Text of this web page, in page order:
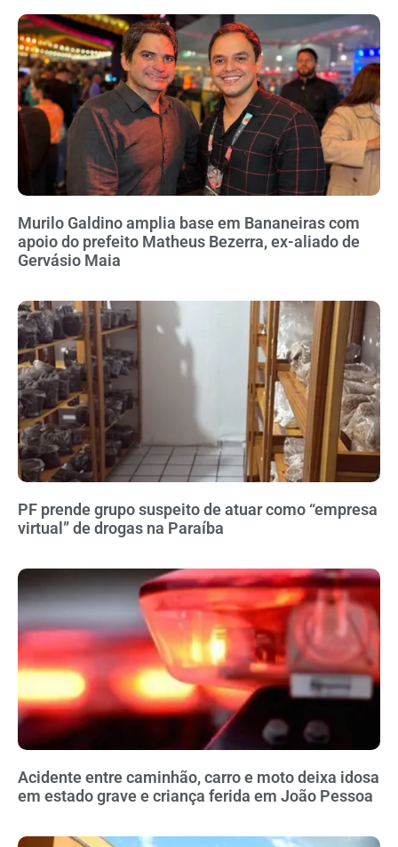
Murilo Galdino amplia base em Bananeiras com
apoio do prefeito Matheus Bezerra, ex-aliado de
Gervásio Maia
PF prende grupo suspeito de atuar como “empresa
virtual” de drogas na Paraíba
Acidente entre caminhão, carro e moto deixa idosa
em estado grave e criança ferida em João Pessoa